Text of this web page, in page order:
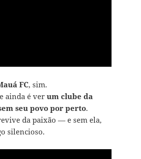
FC, sim.
ainda é ver um clube da
seu povo por perto.
da paixão — e sem ela,
silencioso.